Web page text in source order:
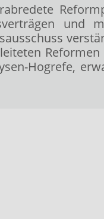
und
Hogrefe,